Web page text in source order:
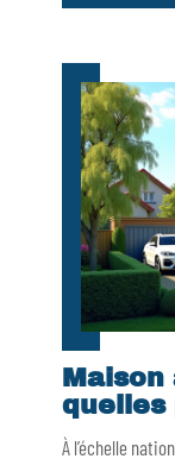
quelles
À l’échelle